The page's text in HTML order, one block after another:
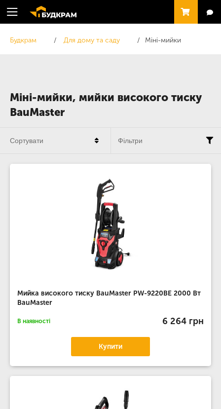
Міні-мийки, мийки високого тиску
BauMaster
Будкрам Для дому та саду Міні-мийки
Мийка високого тиску BauMaster PW-9220BE 2000 Вт
BauMaster
В наявності 6 264 грн
Купити
Сортувати Фільтри